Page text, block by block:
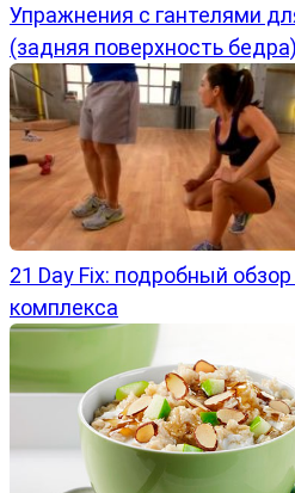
Упражнения с гантелями
(задняя поверхность
21 Day Fix: подробный
комплекса